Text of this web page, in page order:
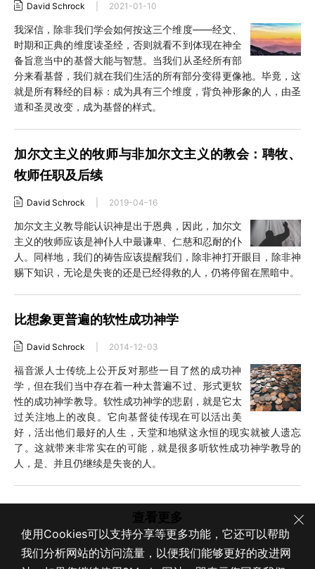
David Schrock 2021-01-10
我深信，除非我们学会如何按这三个维度——经文、
时期和正典的维度读圣经，否则就看不到体现在神全
备旨意当中的基督大能与智慧。当我们从圣经所有部
分来看基督，我们就在我们生活的所有部分变得更像祂。毕竟，这
就是所有释经的目标：成为具有三个维度，背负神形象的人，由圣
道和圣灵改变，成为基督的样式。
加尔文主义的牧师与非加尔文主义的教会：聘牧、
牧师任职及后续
David Schrock 2019-04-16
加尔文主义教导能认识神是出于恩典，因此，加尔文
主义的牧师应该是神仆人中最谦卑、仁慈和忍耐的仆
人。同样地，我们的祷告应该提醒我们，除非神打开眼目，除非神
赐下知识，无论是失丧的还是已经得救的人，仍将停留在黑暗中。
比想象更普遍的软性成功神学
David Schrock 2014-12-03
福音派人士传统上公开反对那些一目了然的成功神
学，但在我们当中存在着一种太普遍不过、形式更软
性的成功神学教导。软性成功神学的悲剧，就是它太
过关注地上的改良。它向基督徒传现在可以活出美
好，活出他们最好的人生，天堂和地狱这永恒的现实就被人遗忘
了。这就带来非常实在的可能，就是很多听软性成功神学教导的
人，是、并且仍继续是失丧的人。
查看更多
使用Cookies可以支持分享等更多功能，它还可以帮助
我们分析网站的访问流量，以便我们能够更好的改进网